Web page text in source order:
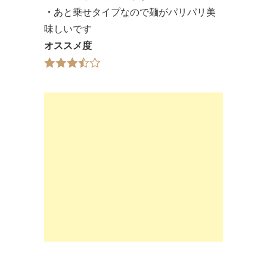
・ あと乗せタイプなので麺がパリパリ美
味しいです
オススメ度